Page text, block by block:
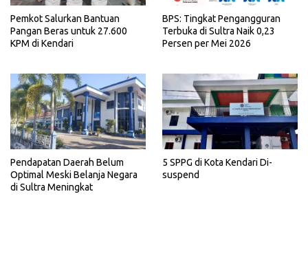
Pemkot Salurkan Bantuan
Pangan Beras untuk 27.600
KPM di Kendari
BPS: Tingkat Pengangguran
Terbuka di Sultra Naik 0,23
Persen per Mei 2026
Pendapatan Daerah Belum
Optimal Meski Belanja Negara
di Sultra Meningkat
5 SPPG di Kota Kendari Di-
suspend